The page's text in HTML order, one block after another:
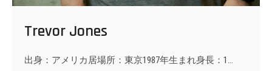
Trevor Jones
出身：アメリカ居場所：東京1987年生まれ身長：1…